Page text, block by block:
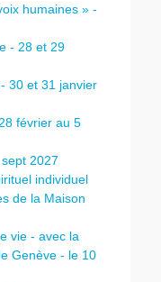
humaines » -
- 28 et 29
30 et 31 janvier
février au 5
2027
individuel
de la Maison
vie - avec la
Genève - le 10